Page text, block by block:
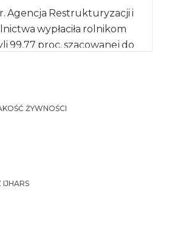
r. Agencja Restrukturyzacji i
wypłaciła rolnikom
99,77 proc. szacowanej do
ŻYWNOŚCI